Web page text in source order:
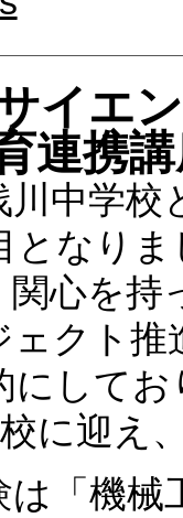
イエ
連携
中学
となり
心を
ェクト
にして
に迎え
「機械